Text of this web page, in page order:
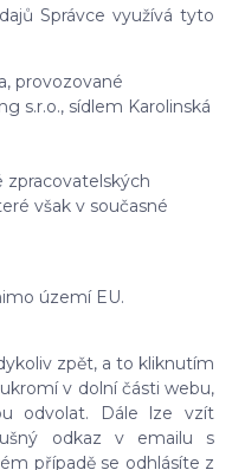
Správce využívá tyto
provozované
s.r.o., sídlem Karolinská
zpracovatelských
však v současné
území EU.
zpět, a to kliknutím
v dolní části webu,
odvolat. Dále lze vzít
odkaz v emailu s
případě se odhlásíte z